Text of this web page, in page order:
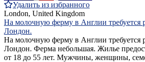
Удалить из избранного
London, United Kingdom
На молочную ферму в Англии требуется
Лондон.
На молочную ферму в Англии требуется
Лондон. Ферма небольшая. Жилье
от 18 до 55 лет. Мужчины, женщины,